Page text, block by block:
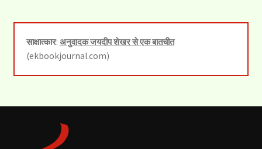
साक्षात्कार: अनुवादक जयदीप शेखर से एक बातचीत
(ekbookjournal.com)